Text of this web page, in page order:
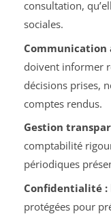
consultation,
sociales.
Communication
doivent informer
décisions prises,
comptes rendus.
Gestion
comptabilité
périodiques
Confidentialité :
protégées pour